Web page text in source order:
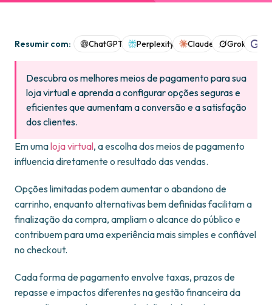
Resumir com: ChatGPT Perplexity Claude Grok
Descubra os melhores meios de pagamento para sua
loja virtual e aprenda a configurar opções seguras e
eficientes que aumentam a conversão e a satisfação
dos clientes.
Em umaloja virtual, a escolha dos meios de pagamento
influencia diretamente o resultado das vendas.
Opções limitadas podem aumentar o abandono de
carrinho, enquanto alternativas bem definidas facilitam a
finalização da compra, ampliam o alcance do público e
contribuem para uma experiência mais simples e confiável
no checkout.
Cada forma de pagamento envolve taxas, prazos de
repasse e impactos diferentes na gestão financeira da